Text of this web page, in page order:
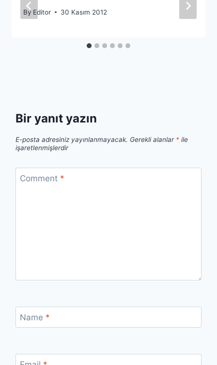
By Editor 30 Kasım 2012
Bir yanıt yazın
E-posta adresiniz yayınlanmayacak. Gerekli alanlar * ile
işaretlenmişlerdir
Comment *
Name *